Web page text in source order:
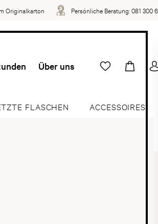
Originalkarton Persönliche Beratung:081 300
Über uns
FLASCHEN ACCESSOIRES